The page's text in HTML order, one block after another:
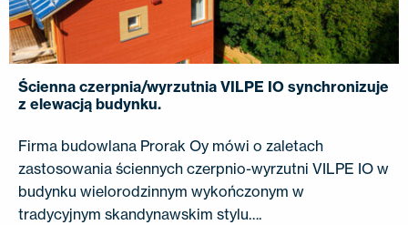
Ścienna czerpnia/wyrzutnia VILPE ​​IO synchronizuje
z elewacją budynku.
Firma budowlana Prorak Oy mówi o zaletach
zastosowania ściennych czerpnio-wyrzutni VILPE ​​IO w
budynku wielorodzinnym wykończonym w
tradycyjnym skandynawskim stylu….